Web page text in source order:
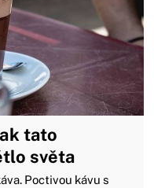
tato
světa
Poctivou kávu s